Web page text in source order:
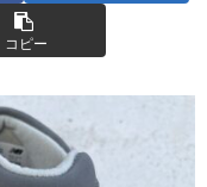
コピー